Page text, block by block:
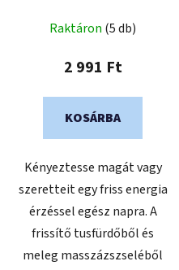
Raktáron (5 db)
2 991 Ft
KOSÁRBA
Kényeztesse magát vagy
szeretteit egy friss energia
érzéssel egész napra. A
frissítő tusfürdőből és
meleg masszázszseléből